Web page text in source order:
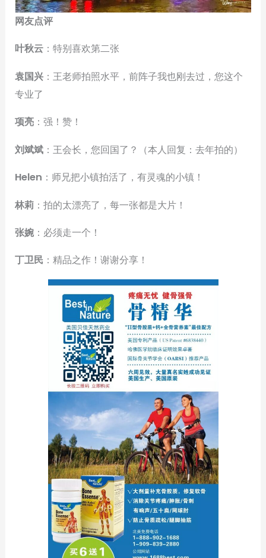
网友点评
叶秋云 ：特别喜欢第二张
袁国兴 ：王老师拍照水平，前阵子我也刚去过，您这个
专业了
项亮 ：强！赞！
刘斌斌 ：王会长，您回国了？（本人回复：去年拍的）
Helen ：师兄把小镇拍活了，有灵魂的小镇！
林莉 ：拍的太漂亮了，每一张都是大片！
张婉 ：必须走一个！
丁卫民 ：精品之作！谢谢分享！